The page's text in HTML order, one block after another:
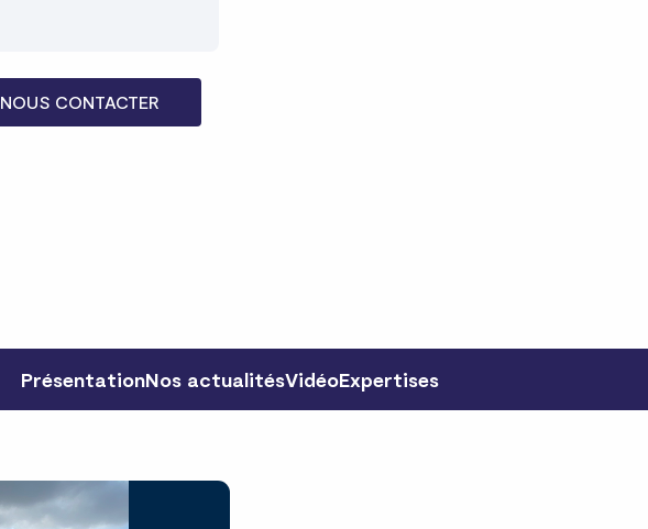
NOUS CONTACTER
PrésentationNos actualitésVidéoExpertises